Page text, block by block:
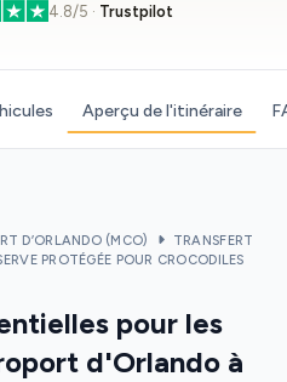
4.8/5 · Trustpilot
Aperçu de l'itinéraire
D’ORLANDO (MCO)
TRANSFERT
PROTÉGÉE POUR CROCODILES
pour les
d'Orlando à